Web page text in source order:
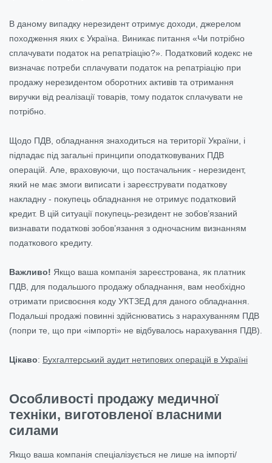
В даному випадку нерезидент отримує доходи, джерелом
походження яких є Україна. Виникає питання «Чи потрібно
сплачувати податок на репатріацію?». Податковий кодекс не
визначає потреби сплачувати податок на репатріацію при
продажу нерезидентом оборотних активів та отримання
виручки від реалізації товарів, тому податок сплачувати не
потрібно.
Щодо ПДВ, обладнання знаходиться на території України, і
підпадає під загальні принципи оподатковуваних ПДВ
операцій. Але, враховуючи, що постачальник - нерезидент,
який не має змоги виписати і зареєструвати податкову
накладну - покупець обладнання не отримує податковий
кредит. В цій ситуації покупець-резидент не зобов’язаний
визнавати податкові зобов’язання з одночасним визнанням
податкового кредиту.
Важливо! Якщо ваша компанія зареєстрована, як платник
ПДВ, для подальшого продажу обладнання, вам необхідно
отримати присвоєння коду УКТЗЕД для даного обладнання.
Подальші продажі повинні здійснюватись з нарахуванням ПДВ
(попри те, що при «імпорті» не відбувалось нарахування ПДВ).
Цікаво: Бухгалтерський аудит нетипових операцій в Україні
Особливості продажу медичної
техніки, виготовленої власними
силами
Якщо ваша компанія спеціалізується не лише на імпорті/